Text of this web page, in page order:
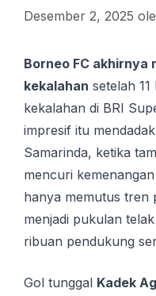
Desember 2, 2025
Borneo FC akhirnya
kekalahan setelah
kekalahan di BRI
impresif itu
Samarinda, ketika
mencuri
hanya memutus tren
menjadi pukulan
ribuan pendukung
Gol tunggal Kadek